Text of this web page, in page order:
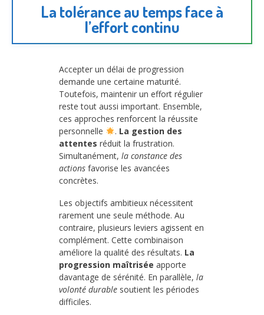
La tolérance au temps face à
l’effort continu
Accepter un délai de progression
demande une certaine maturité.
Toutefois, maintenir un effort régulier
reste tout aussi important. Ensemble,
ces approches renforcent la réussite
personnelle
. La gestion des
attentes réduit la frustration.
Simultanément, la constance des
actions favorise les avancées
concrètes.
Les objectifs ambitieux nécessitent
rarement une seule méthode. Au
contraire, plusieurs leviers agissent en
complément. Cette combinaison
améliore la qualité des résultats. La
progression maîtrisée apporte
davantage de sérénité. En parallèle, la
volonté durable soutient les périodes
difficiles.